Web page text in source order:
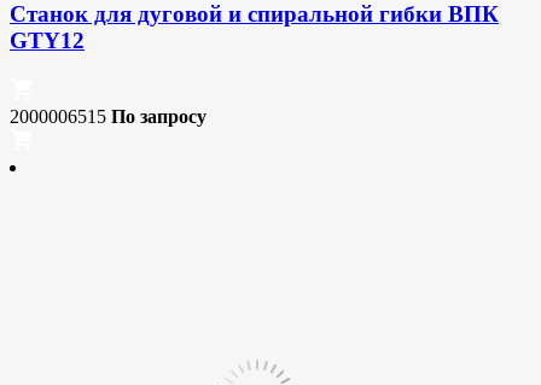
Станок для дуговой и спиральной гибки ВПК
GTY12
2000006515 По запросу